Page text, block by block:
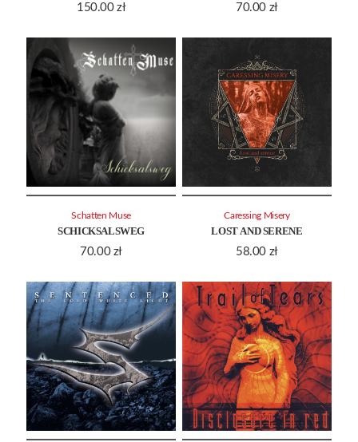
150.00 zł
70.00 zł
SCHICKSALSWEG
70.00 zł
Schatten Muse
LOST AND SERENE
58.00 zł
Caressing Misery